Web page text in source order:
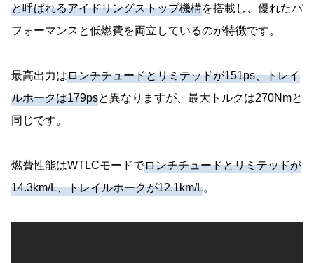
と呼ばれるアイドリングストップ機構を搭載し、優れたパ
フォーマンスと低燃費を両立しているのが特徴です。
最高出力はロンチチュードとリミテッドが151ps、トレイ
ルホークは179psと異なりますが、最大トルクは270Nmと
同じです。
燃費性能はWTLCモードでロンチチュードとリミテッドが
14.3km/L、トレイルホークが12.1km/L。